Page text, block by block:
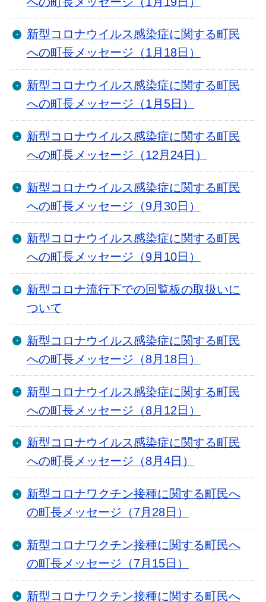
新型コロナウイルス感染症に関する町民
への町長メッセージ（1月18日）
新型コロナウイルス感染症に関する町民
への町長メッセージ（1月5日）
新型コロナウイルス感染症に関する町民
への町長メッセージ（12月24日）
新型コロナウイルス感染症に関する町民
への町長メッセージ（9月30日）
新型コロナウイルス感染症に関する町民
への町長メッセージ（9月10日）
新型コロナ流行下での回覧板の取扱いに
ついて
新型コロナウイルス感染症に関する町民
への町長メッセージ（8月18日）
新型コロナウイルス感染症に関する町民
への町長メッセージ（8月12日）
新型コロナウイルス感染症に関する町民
への町長メッセージ（8月4日）
新型コロナワクチン接種に関する町民へ
の町長メッセージ（7月28日）
新型コロナワクチン接種に関する町民へ
の町長メッセージ（7月15日）
新型コロナワクチン接種に関する町民へ